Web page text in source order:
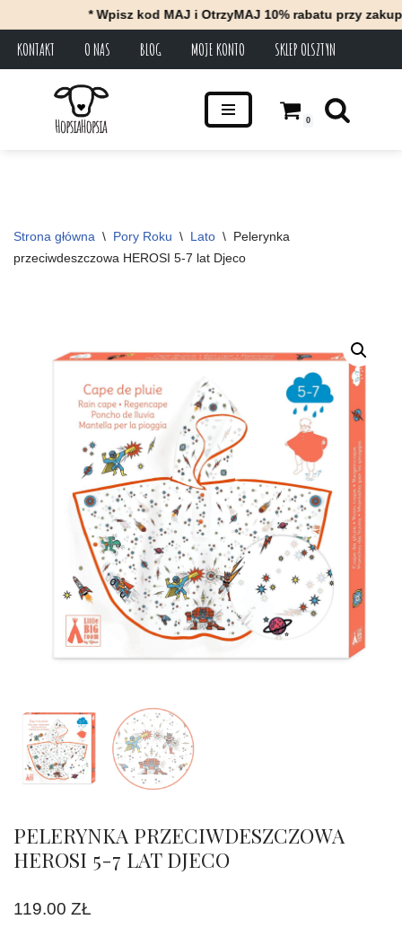
* Wpisz kod MAJ i OtrzyMAJ 10% rabatu przy
KONTAKT O NAS BLOG MOJE KONTO SKLEP OLSZTYN
0
Strona główna \ Pory Roku \ Lato \ Pelerynka
przeciwdeszczowa HEROSI 5-7 lat Djeco
PELERYNKA PRZECIWDESZCZOWA
HEROSI 5-7 LAT DJECO
119.00 ZŁ